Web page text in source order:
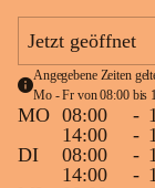
Jetzt geöffnet
Angegebene Zeiten
Mo - Fr von 08:00 bis
MO 08:00 -
14:00
-
DI
08:00 -
14:00
-